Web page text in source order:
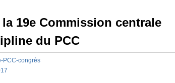
19e Commission centrale
du PCC
PCC-congrès